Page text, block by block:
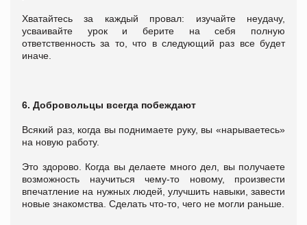
Хватайтесь за каждый провал: изучайте неудачу,
усваивайте урок и берите на себя полную
ответственность за то, что в следующий раз все будет
иначе.
6. Добровольцы всегда побеждают
Всякий раз, когда вы поднимаете руку, вы «нарываетесь»
на новую работу.
Это здорово. Когда вы делаете много дел, вы получаете
возможность научиться чему-то новому, произвести
впечатление на нужных людей, улучшить навыки, завести
новые знакомства. Сделать что-то, чего не могли раньше.